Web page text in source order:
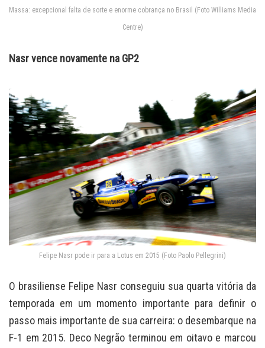
Massa: excepcional falta de sorte e enorme cobrança no Brasil (Foto Williams Media
Centre)
Nasr vence novamente na GP2
Felipe Nasr pode ir para a Lotus em 2015 (Foto Paolo Pellegrini)
O brasiliense Felipe Nasr conseguiu sua quarta vitória da
temporada em um momento importante para definir o
passo mais importante de sua carreira: o desembarque na
F-1 em 2015. Deco Negrão terminou em oitavo e marcou